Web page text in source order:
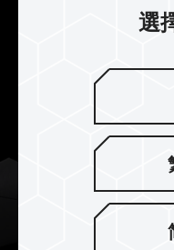
耳目一新的視覺感受
選